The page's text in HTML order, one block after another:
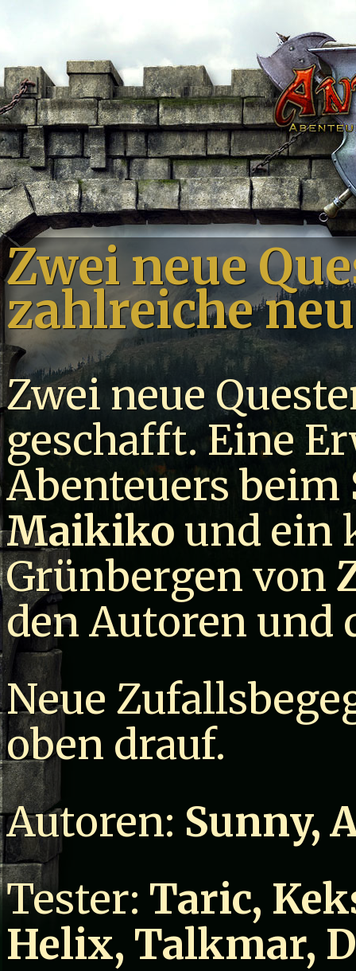
Zwei neue
zahlreiche
Zwei neue
geschafft. Eine
Abenteuers beim
Maikiko und ein
Grünbergen von
den Autoren und
Neue
oben drauf.
Autoren: Sunny,
Tester: Taric,
Helix, Talkmar,